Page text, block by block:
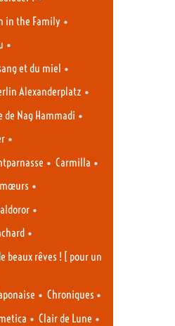
in the Family •
•
et du miel •
Alexanderplatz •
de Nag Hammadi •
•
• Carmilla •
mœurs •
•
•
beaux rêves ! [ pour un
• Chroniques •
• Clair de Lune •